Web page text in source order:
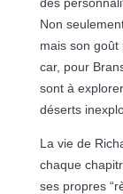
Non
mais son goût
car, pour
sont à
déserts
La vie de
chaque
ses propres